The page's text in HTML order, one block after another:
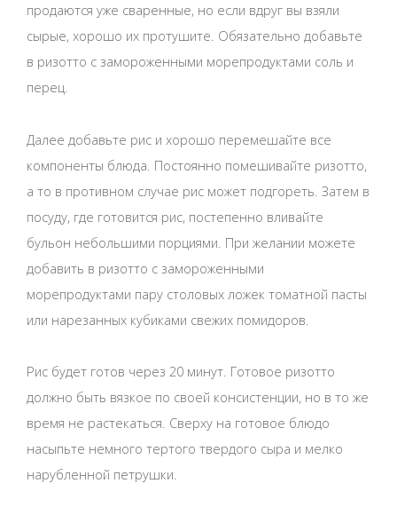
продаются уже сваренные, но если вдруг вы взяли
сырые, хорошо их протушите. Обязательно добавьте
в ризотто с замороженными морепродуктами соль и
перец.
Далее добавьте рис и хорошо перемешайте все
компоненты блюда. Постоянно помешивайте ризотто,
а то в противном случае рис может подгореть. Затем в
посуду, где готовится рис, постепенно вливайте
бульон небольшими порциями. При желании можете
добавить в ризотто с замороженными
морепродуктами пару столовых ложек томатной пасты
или нарезанных кубиками свежих помидоров.
Рис будет готов через 20 минут. Готовое ризотто
должно быть вязкое по своей консистенции, но в то же
время не растекаться. Сверху на готовое блюдо
насыпьте немного тертого твердого сыра и мелко
нарубленной петрушки.